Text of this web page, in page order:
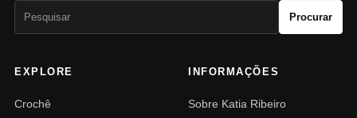
Procurar
EXPLORE
Crochê
INFORMAÇÕES
Sobre Katia Ribeiro